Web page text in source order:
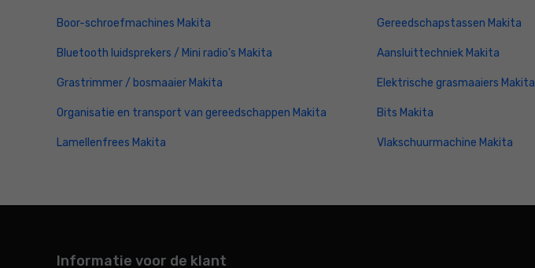
Boor-schroefmachines Makita
Bluetooth luidsprekers / Mini radio's Makita
Grastrimmer / bosmaaier Makita
Organisatie en transport van gereedschappen Makita
Lamellenfrees Makita
Gereedschapstassen Makita
Aansluittechniek Makita
Elektrische grasmaaiers Makita
Bits Makita
Vlakschuurmachine Makita
Informatie voor de klant